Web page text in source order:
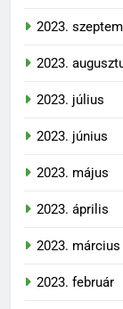
2023.
2023.
2023. július
2023. június
2023. május
2023. április
2023. március
2023. február